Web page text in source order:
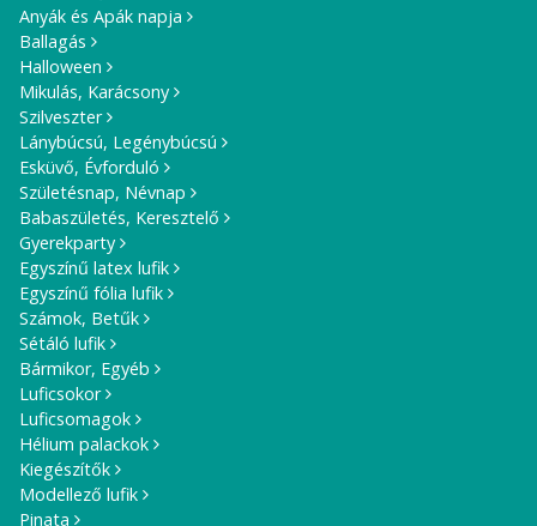
Anyák és Apák napja
Ballagás
Halloween
Mikulás, Karácsony
Szilveszter
Lánybúcsú, Legénybúcsú
Esküvő, Évforduló
Születésnap, Névnap
Babaszületés, Keresztelő
Gyerekparty
Egyszínű latex lufik
Egyszínű fólia lufik
Számok, Betűk
Sétáló lufik
Bármikor, Egyéb
Luficsokor
Luficsomagok
Hélium palackok
Kiegészítők
Modellező lufik
Pinata